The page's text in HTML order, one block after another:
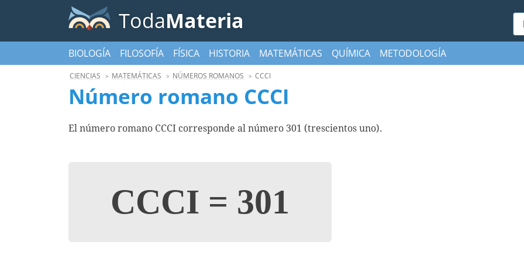
TodaMateria
BIOLOGÍA FILOSOFÍA FÍSICA HISTORIA MATEMÁTICAS QUÍMICA METODOLOGÍA
CIENCIAS MATEMÁTICAS NÚMEROS ROMANOS CCCI
Número romano CCCI
El número romano CCCI corresponde al número 301 (trescientos uno).
CCCI = 301